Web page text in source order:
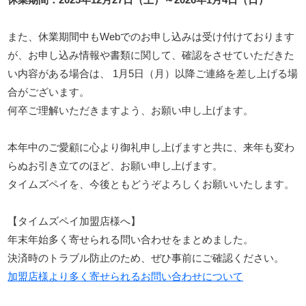
また、休業期間中もWebでのお申し込みは受け付けております
が、お申し込み情報や書類に関して、確認をさせていただきた
い内容がある場合は、 1月5日（月）以降ご連絡を差し上げる場
合がございます。
何卒ご理解いただきますよう、お願い申し上げます。
本年中のご愛顧に心より御礼申し上げますと共に、来年も変わ
らぬお引き立てのほど、お願い申し上げます。
タイムズペイを、今後ともどうぞよろしくお願いいたします。
【タイムズペイ加盟店様へ】
年末年始多く寄せられる問い合わせをまとめました。
決済時のトラブル防止のため、ぜひ事前にご確認ください。
加盟店様より多く寄せられるお問い合わせについて